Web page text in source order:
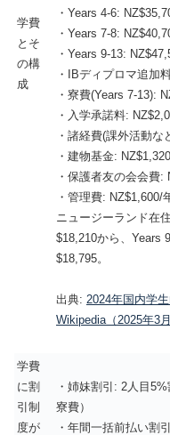
学費
とそ
の構
成
・Years 4-6:
・Years 7-8:
・Years 9-13:
・IBディプロマ追加
・寮費(Years 7-13):
・入学承諾料:
・諸経費(課外活動な
・建物基金:
・保護者友の会会費:
・管理費: NZ$1,600/
ニュージーランド在
$18,210から、Years
$18,795。
出典: 2024年国内学
Wikipedia（2025年3
学費
に割
引制
度が
・姉妹割引: 2人目
寮費）
・年間一括前払い割